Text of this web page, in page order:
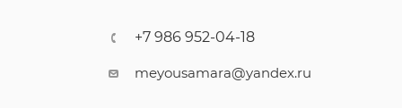
+7 986 952-04-18
meyousamara@yandex.ru